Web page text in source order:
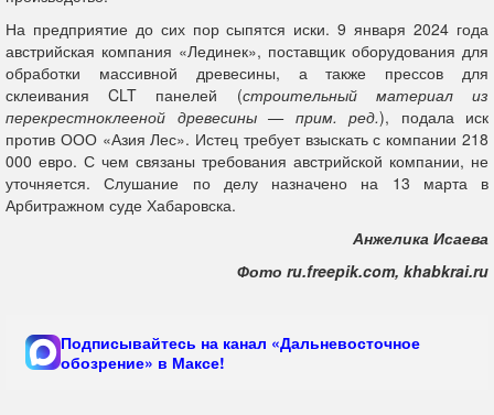
На предприятие до сих пор сыпятся иски. 9 января 2024 года
австрийская компания «Лединек», поставщик оборудования для
обработки массивной древесины, а также прессов для
склеивания CLT панелей (строительный материал из
перекрестноклееной древесины — прим. ред.), подала иск
против ООО «Азия Лес». Истец требует взыскать с компании 218
000 евро. С чем связаны требования австрийской компании, не
уточняется. Слушание по делу назначено на 13 марта в
Арбитражном суде Хабаровска.
Анжелика Исаева
Фото ru.freepik.com, khabkrai.ru
Подписывайтесь на канал «Дальневосточное
обозрение» в Максе!